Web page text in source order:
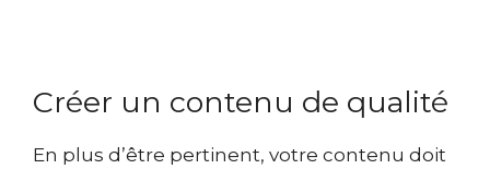
Créer un contenu de qualité
En plus d’être pertinent, votre contenu doit